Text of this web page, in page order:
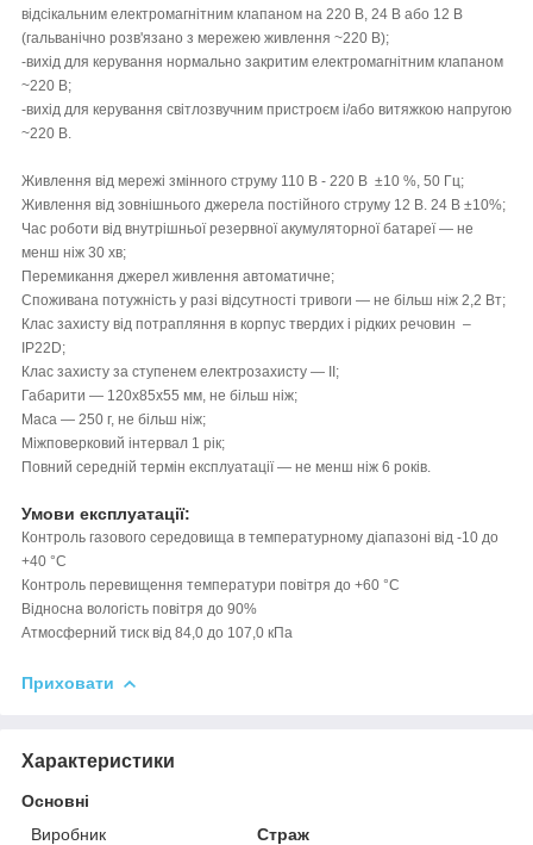
відсікальним електромагнітним клапаном на 220 В, 24 В або 12 В
(гальванічно розв'язано з мережею живлення ~220 В);
-вихід для керування нормально закритим електромагнітним клапаном
~220 В;
-вихід для керування світлозвучним пристроєм і/або витяжкою напругою
~220 В.
Живлення від мережі змінного струму 110 В - 220 В ±10 %, 50 Гц;
Живлення від зовнішнього джерела постійного струму 12 В. 24 В ±10%;
Час роботи від внутрішньої резервної акумуляторної батареї — не
менш ніж 30 хв;
Перемикання джерел живлення автоматичне;
Споживана потужність у разі відсутності тривоги — не більш ніж 2,2 Вт;
Клас захисту від потрапляння в корпус твердих і рідких речовин –
IP22D;
Клас захисту за ступенем електрозахисту — II;
Габарити — 120х85х55 мм, не більш ніж;
Маса — 250 г, не більш ніж;
Міжповерковий інтервал 1 рік;
Повний середній термін експлуатації — не менш ніж 6 років.
Умови експлуатації:
Контроль газового середовища в температурному діапазоні від -10 до
+40 °C
Контроль перевищення температури повітря до +60 °C
Відносна вологість повітря до 90%
Атмосферний тиск від 84,0 до 107,0 кПа
Приховати
Характеристики
Основні
Виробник
Страж